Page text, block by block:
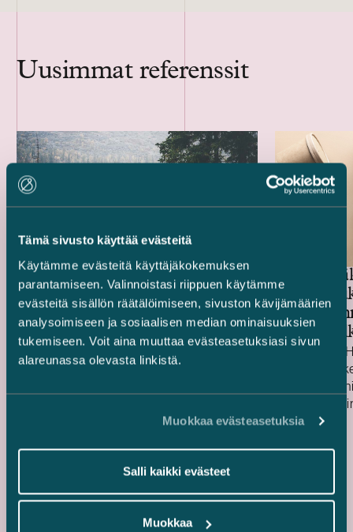
Tämä sivusto käyttää evästeitä
Käytämme evästeitä käyttäjäkokemuksen
parantamiseen. Valinnoistasi riippuen käytämme
evästeitä sisällön räätälöimiseen, sivuston kävijämäärien
analysoimiseen ja sosiaalisen median ominaisuuksien
tukemiseen. Voit aina muuttaa evästeasetuksiasi sivun
alareunassa olevasta linkistä.
Muokkaa evästeasetuksia
Salli kaikki evästeet
Muokkaa
Uusimmat referenssit
Suominen Oyj –
Merkintäetuoikeusanti
Avustimme Suominen Oyj:tä
merkintäetuoikeusannissa. Anti
Suomista myös yhtiön kolmivuotisen 100
lainajärjestelyn ehtojen
uudelleenneuvottelussa, jossa laina-aikaa
pidennettiin ja kovenanttiehtoihin lisättiin
liikkumavaraa. ”Haluan kiittää kaikkia
osakkeenomistajia tuesta ja
euron
sekä
Neuvoimme
laskiessa
6 vuoden
sekä sen
ehtoista
suuruinen
Julkaistu
21.5.2026